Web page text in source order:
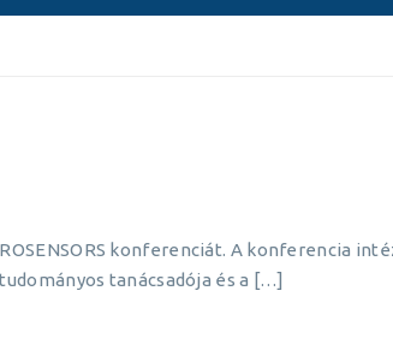
konferenciát. A konferencia
tanácsadója és a […]